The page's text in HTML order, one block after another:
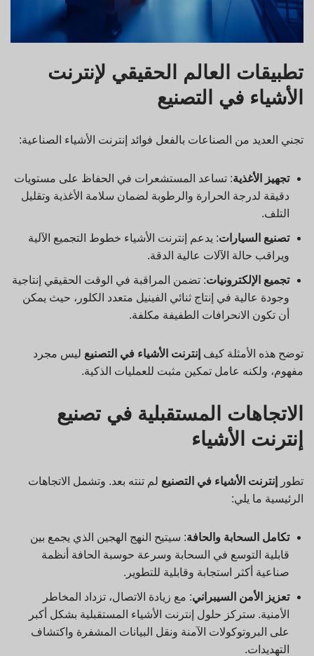
تطبيقات العالم الحقيقي لإنترنت
الأشياء في التصنيع
تجني العديد من الصناعات بالفعل فوائد إنترنت الأشياء الصناعية:
تجهيز الأغذية: تساعد المستشعرات في الحفاظ على مستويات
دقيقة لدرجة الحرارة والرطوبة لضمان سلامة الأغذية وتقليل
التلف.
تصنيع السيارات: يدعم إنترنت الأشياء خطوط التجميع الآلية
ويراقب حالة الآلات عالية الدقة.
تجميع الإلكترونيات: تضمن المراقبة في الوقت الحقيقي إنتاجية
وجودة عالية في إنتاج ثنائي الفينيل متعدد الكلور، حيث يمكن
أن تكون الانحرافات الطفيفة مكلفة.
توضح هذه الأمثلة كيف إنترنت الأشياء في التصنيع ليس مجرد
مفهوم، ولكنه عامل تمكين مثبت للعمليات الذكية.
الاتجاهات المستقبلية في تصنيع
إنترنت الأشياء
تطور إنترنت الأشياء في التصنيع لم تنته بعد. وتشمل الاتجاهات
الرئيسية ما يلي:
تكامل السحابة والحافة: سيتيح النهج الهجين الذي يجمع بين
قابلية التوسع في السحابة وسرعة حوسبة الحافة أنظمة
صناعية أكثر استجابة وقابلية للتطوير.
تعزيز الأمن السيبراني: مع زيادة الاتصال، تزداد المخاطر
الأمنية. ستركز حلول إنترنت الأشياء المستقبلية بشكل أكبر
على البروتوكولات الآمنة ونقل البيانات المشفرة واكتشاف
التهديدات.